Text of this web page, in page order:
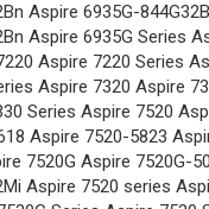
Aspire 6935G-
Aspire 6935G Series
Aspire 7220 Series
Aspire 7320 Aspire
Series Aspire 7520
Aspire 7520-5823
7520G Aspire 7520G-
Aspire 7520 series